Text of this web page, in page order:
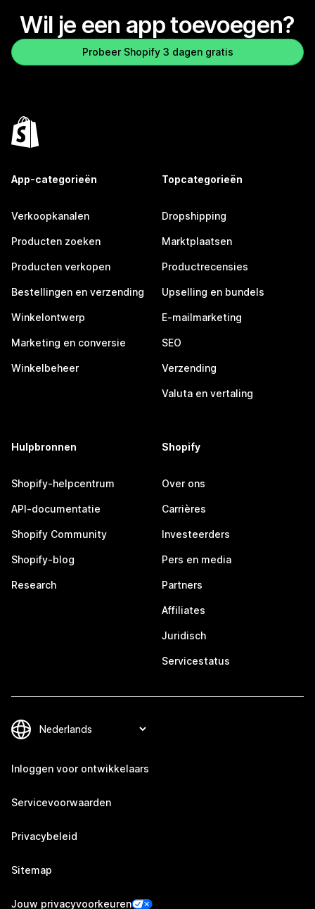
Wil je een app toevoegen?
Probeer Shopify 3 dagen gratis
App-categorieën
Verkoopkanalen
Producten zoeken
Producten verkopen
Bestellingen en verzending
Winkelontwerp
Marketing en conversie
Winkelbeheer
Topcategorieën
Dropshipping
Marktplaatsen
Productrecensies
Upselling en bundels
E-mailmarketing
SEO
Verzending
Valuta en vertaling
Hulpbronnen
Shopify-helpcentrum
API-documentatie
Shopify Community
Shopify-blog
Research
Shopify
Over ons
Carrières
Investeerders
Pers en media
Partners
Affiliates
Juridisch
Servicestatus
Inloggen voor ontwikkelaars
Servicevoorwaarden
Privacybeleid
Sitemap
Jouw privacyvoorkeuren